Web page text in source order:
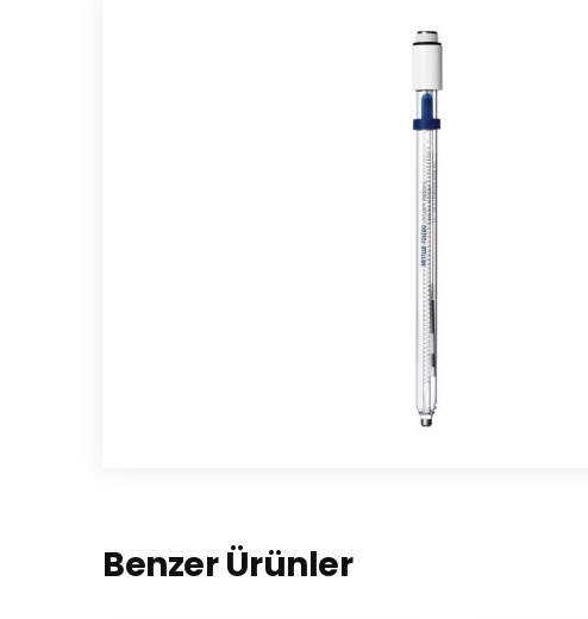
Benzer Ürünler